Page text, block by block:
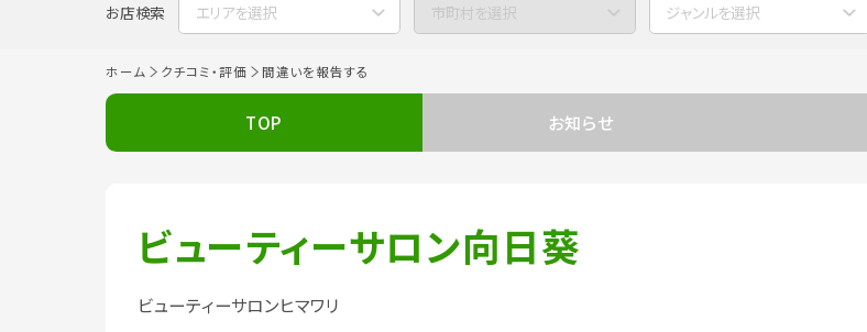
お店検索 エリアを選択 市町村を選択 ジャンルを選択
ホーム クチコミ・評価 間違いを報告する
TOP お知らせ
ビューティーサロン向日葵
ビューティーサロンヒマワリ